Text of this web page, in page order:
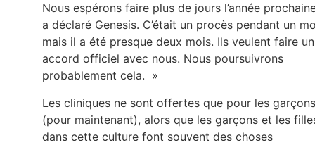
Nous espérons faire plus de jours l’année
a déclaré Genesis. C’était un procès pendant un
mais il a été presque deux mois. Ils veulent faire un
accord officiel avec nous. Nous poursuivrons
probablement cela. »
Les cliniques ne sont offertes que pour les garçons
(pour maintenant), alors que les garçons et les
dans cette culture font souvent des choses